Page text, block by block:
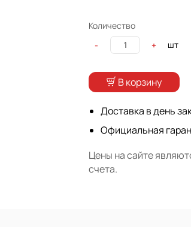
Количество
-
+ шт
В корзину
Доставка в день
Официальная
Цены на сайте
счета.